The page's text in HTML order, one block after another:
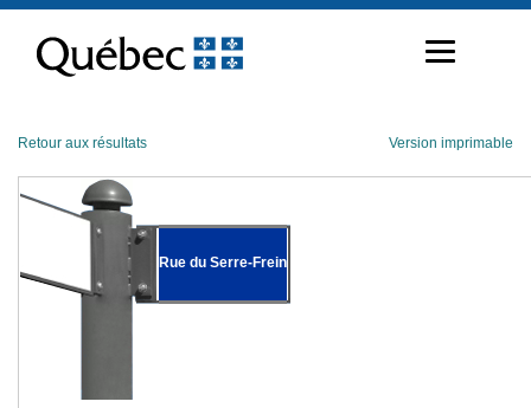
contenu
Retour aux résultats Version imprimable
Rue du Serre-Frein